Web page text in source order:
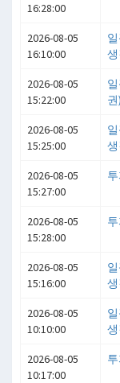
16:28:00
2026-08-05
16:10:00
2026-08-05
15:22:00
권)
2026-08-05
15:25:00
2026-08-05
15:27:00
2026-08-05
15:28:00
2026-08-05
15:16:00
2026-08-05
10:10:00
2026-08-05
10:17:00